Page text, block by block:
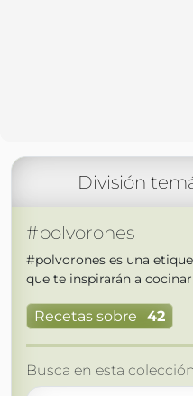
División
#polvorones
#polvorones es una
que te inspirarán a
Recetas sobre 42
Busca en esta